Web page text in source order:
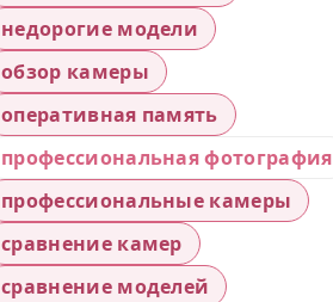
недорогие модели
обзор камеры
оперативная память
профессиональная фотография
профессиональные камеры
сравнение камер
сравнение моделей